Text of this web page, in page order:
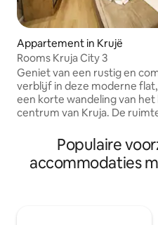
Appartement in Krujë
Rooms Kruja City 3
Geniet van een rustig en
verblijf in deze moderne
een korte wandeling van het
centrum van Kruja. De
en is licht, schoon en
om te ontspannen of op
werken. De flat is centraal gelegen, op
Populaire
accommodaties